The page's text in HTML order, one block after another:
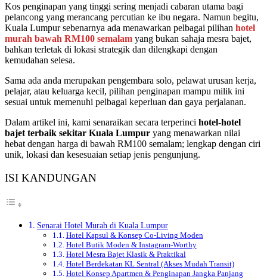
Kos penginapan yang tinggi sering menjadi cabaran utama bagi
pelancong yang merancang percutian ke ibu negara. Namun begitu,
Kuala Lumpur sebenarnya ada menawarkan pelbagai pilihan hotel
murah bawah RM100 semalam yang bukan sahaja mesra bajet,
bahkan terletak di lokasi strategik dan dilengkapi dengan
kemudahan selesa.
Sama ada anda merupakan pengembara solo, pelawat urusan kerja,
pelajar, atau keluarga kecil, pilihan penginapan mampu milik ini
sesuai untuk memenuhi pelbagai keperluan dan gaya perjalanan.
Dalam artikel ini, kami senaraikan secara terperinci hotel-hotel
bajet terbaik sekitar Kuala Lumpur yang menawarkan nilai
hebat dengan harga di bawah RM100 semalam; lengkap dengan ciri
unik, lokasi dan kesesuaian setiap jenis pengunjung.
ISI KANDUNGAN
Senarai Hotel Murah di Kuala Lumpur
Hotel Kapsul & Konsep Co-Living Moden
Hotel Butik Moden & Instagram-Worthy
Hotel Mesra Bajet Klasik & Praktikal
Hotel Berdekatan KL Sentral (Akses Mudah Transit)
Hotel Konsep Apartmen & Penginapan Jangka Panjang